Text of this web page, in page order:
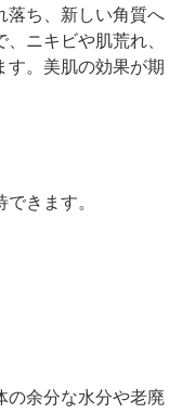
落ち、新しい角質へ
ニキビや肌荒れ、
す。美肌の効果が期
きます。
の余分な水分や老廃